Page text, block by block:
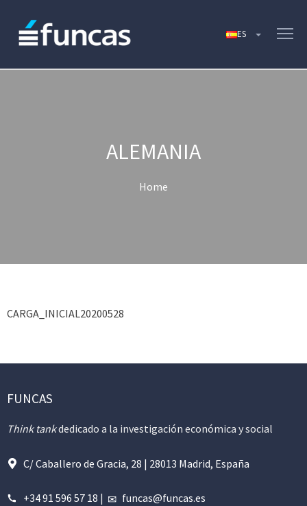
ALEMANIA
Home
CARGA_INICIAL20200528
FUNCAS
Think tankdedicado a la investigación económica y social
C/ Caballero de Gracia, 28 | 28013 Madrid, España
+34 91 596 57 18 | funcas@funcas.es